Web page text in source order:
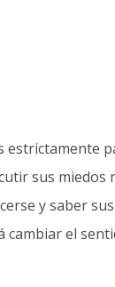
sus miedos
y saber
el